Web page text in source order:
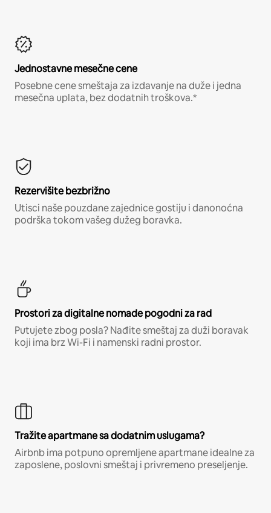
Jednostavne mesečne cene
Posebne cene smeštaja za izdavanje na duže i jedna
mesečna uplata, bez dodatnih troškova.*
Rezervišite bezbrižno
Utisci naše pouzdane zajednice gostiju i danonoćna
podrška tokom vašeg dužeg boravka.
Prostori za digitalne nomade pogodni za rad
Putujete zbog posla? Nađite smeštaj za duži boravak
koji ima brz Wi-Fi i namenski radni prostor.
Tražite apartmane sa dodatnim uslugama?
Airbnb ima potpuno opremljene apartmane idealne za
zaposlene, poslovni smeštaj i privremeno preseljenje.